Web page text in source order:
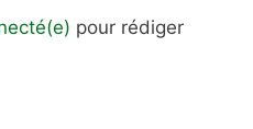
pour rédiger